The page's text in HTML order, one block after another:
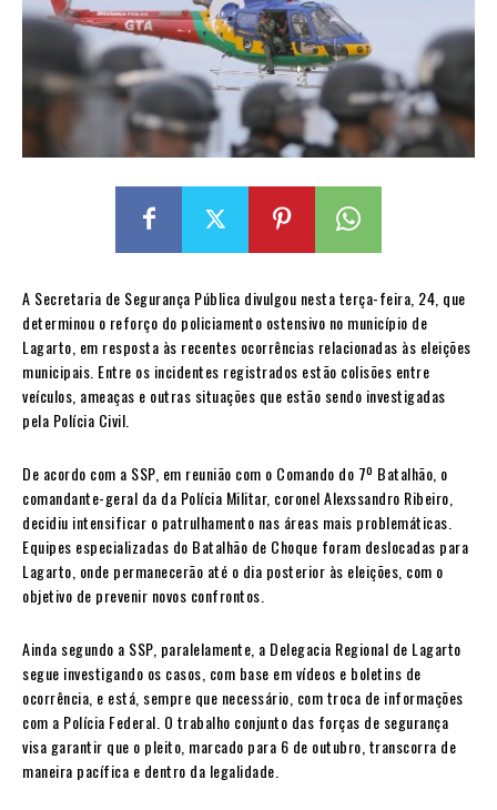
A Secretaria de Segurança Pública divulgou nesta terça-feira, 24, que
determinou o reforço do policiamento ostensivo no município de
Lagarto, em resposta às recentes ocorrências relacionadas às eleições
municipais. Entre os incidentes registrados estão colisões entre
veículos, ameaças e outras situações que estão sendo investigadas
pela Polícia Civil.
De acordo com a SSP, em reunião com o Comando do 7º Batalhão, o
comandante-geral da da Polícia Militar, coronel Alexssandro Ribeiro,
decidiu intensificar o patrulhamento nas áreas mais problemáticas.
Equipes especializadas do Batalhão de Choque foram deslocadas para
Lagarto, onde permanecerão até o dia posterior às eleições, com o
objetivo de prevenir novos confrontos.
Ainda segundo a SSP, paralelamente, a Delegacia Regional de Lagarto
segue investigando os casos, com base em vídeos e boletins de
ocorrência, e está, sempre que necessário, com troca de informações
com a Polícia Federal. O trabalho conjunto das forças de segurança
visa garantir que o pleito, marcado para 6 de outubro, transcorra de
maneira pacífica e dentro da legalidade.